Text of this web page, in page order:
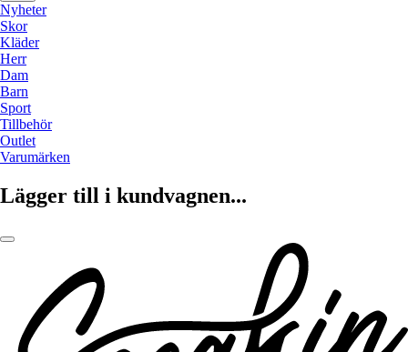
Nyheter
Skor
Kläder
Herr
Dam
Barn
Sport
Tillbehör
Outlet
Varumärken
Lägger till i kundvagnen...